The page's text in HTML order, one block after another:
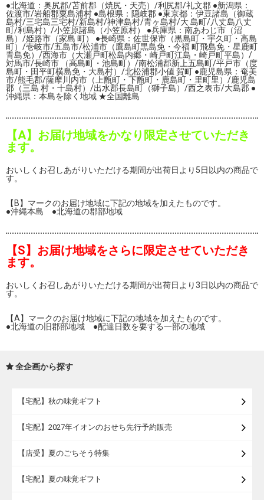
●北海道：奥尻郡/苫前郡（焼尻・天売）/利尻郡/礼文郡 ●新潟県：
佐渡市/岩船郡粟島浦村 ●島根県：隠岐郡 ●東京都：伊豆諸島（御蔵
島村/三宅島三宅村/新島村/神津島村/青ヶ島村/大 島町/八丈島八丈
町/利島村）/小笠原諸島（小笠原村） ●兵庫県：南あわじ市（沼
島）/姫路市（家島 町） ●長崎県：佐世保市（黒島町・宇久町・高島
町）/壱岐市/五島市/松浦市（鷹島町黒島免・今福 町飛島免・星鹿町
青島免）/西海市（大瀬戸町松島内郷・崎戸町江島・崎戸町平島）/
対馬市/長崎市 （高島町・池島町）/南松浦郡新上五島町/平戸市（度
島町・田平町横島免・大島村）/北松浦郡小値 賀町 ●鹿児島県：奄美
市/熊毛郡/薩摩川内市（上甑町・下甑町・鹿島町・里町里）/鹿児島
郡（三島 村・十島村）/出水郡長島町（獅子島）/西之表市/大島郡 ●
沖縄県：本島を除く地域 ★全国離島
【A】お届け地域をかなり限定させていただき
ます。
おいしくお召しあがりいただける期間が出荷日より5日以内の商品で
す。
【B】マークのお届け地域に下記の地域を加えたものです。
●沖縄本島 ●北海道の郡部地域
【S】お届け地域をさらに限定させていただき
ます。
おいしくお召しあがりいただける期間が出荷日より3日以内の商品で
す。
【A】マークのお届け地域に下記の地域を加えたものです。
●北海道の旧郡部地域 ●配達日数を要する一部の地域
全企画から探す
【宅配】秋の味覚ギフト
【宅配】2027年イオンのおせち先行予約販売
【店受】夏のごちそう特集
【宅配】夏の味覚ギフト